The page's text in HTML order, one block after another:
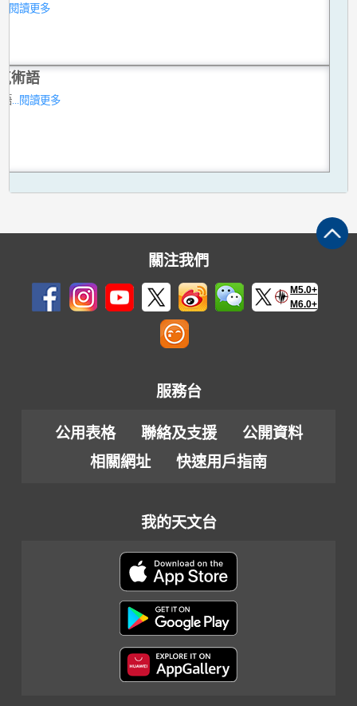
...閱讀更多
術語
...閱讀更多
關注我們
M5.0+
M6.0+
服務台
公用表格 聯絡及支援
公開資料
相關網址
快速用戶指南
我的天文台